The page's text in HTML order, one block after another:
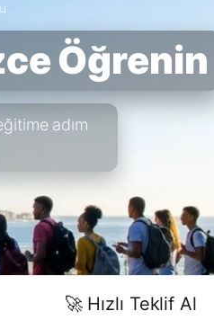
Öğrenin
adım
🚀 Hızlı Teklif Al